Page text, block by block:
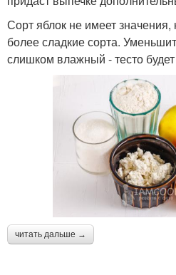
Сорт яблок не имеет
более сладкие сорта.
слишком влажный - тесто
читать дальше →